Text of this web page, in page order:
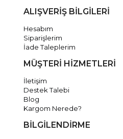
ALIŞVERİŞ BİLGİLERİ
Hesabım
Siparişlerim
İade Taleplerim
MÜŞTERİ HİZMETLERİ
İletişim
Destek Talebi
Blog
Kargom Nerede?
BİLGİLENDİRME